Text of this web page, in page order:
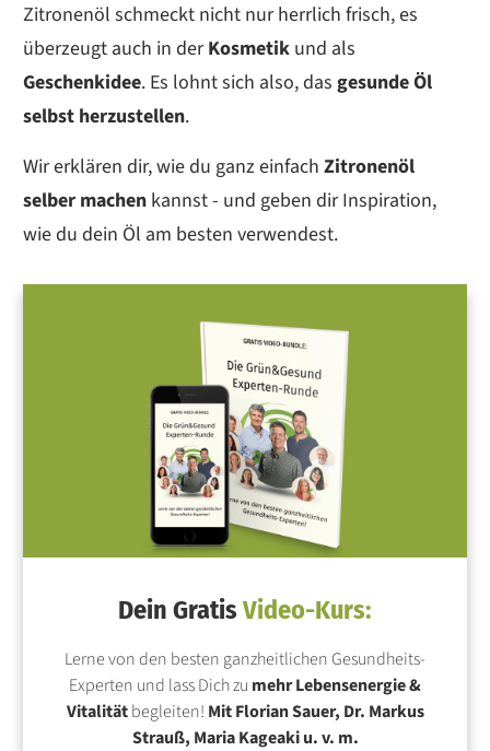
Zitronenöl schmeckt nicht nur herrlich frisch, es
überzeugt auch in derKosmetik und als
Geschenkidee. Es lohnt sich also, das gesunde Öl
selbst herzustellen.
Wir erklären dir, wie du ganz einfach Zitronenöl
selber machen kannst - und geben dir Inspiration,
wie du dein Öl am besten verwendest.
Dein GratisVideo-Kurs:
Lerne von den besten ganzheitlichen Gesundheits-
Experten und lass Dich zu mehr Lebensenergie &
Vitalitätbegleiten! Mit Florian Sauer, Dr. Markus
Strauß, Maria Kageaki u. v. m.